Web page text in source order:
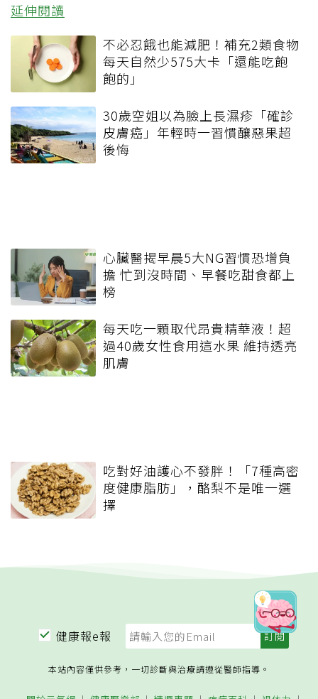
延伸閱讀
不必忍餓也能減肥！補充2類食物
每天自然少575大卡「還能吃飽
飽的」
30歲空姐以為臉上長濕疹「確診
皮膚癌」年輕時一習慣釀惡果超
後悔
心臟醫揭早晨5大NG習慣恐增負
擔 忙到沒時間、早餐吃甜食都上
榜
每天吃一顆取代昂貴精華液！超
過40歲女性食用這水果 維持透亮
肌膚
吃對好油護心不發胖！「7種高密
度健康脂肪」，酪梨不是唯一選
擇
健康報e報
本站內容僅供參考，一切診斷與治療請遵從醫師指導。